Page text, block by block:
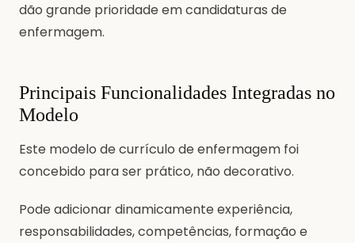
dão grande prioridade em candidaturas de
enfermagem.
Principais Funcionalidades Integradas no
Modelo
Este modelo de currículo de enfermagem foi
concebido para ser prático, não decorativo.
Pode adicionar dinamicamente experiência,
responsabilidades, competências, formação e